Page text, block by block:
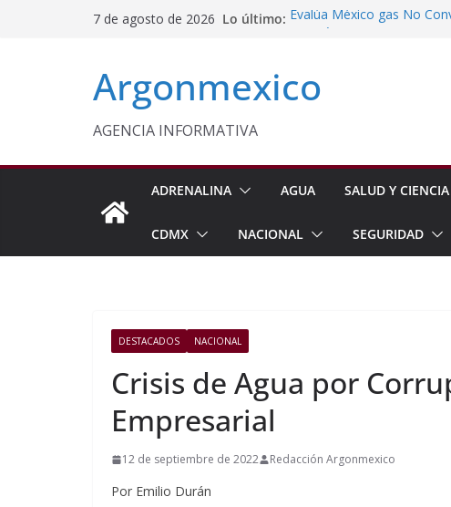
7 de agosto de 2026 Lo último: Evalúa México gas No
Texcoco Fortalece
Aseguran Casi 10
Michoacán
Argonmexico
AGENCIA INFORMATIVA
ADRENALINA AGUA SALUD Y CIENCIA
CDMX NACIONAL SEGURIDAD
DESTACADOS NACIONAL
Crisis de Agua por
Empresarial
12 de septiembre de 2022 Redacción Argonmexico
Por Emilio Durán